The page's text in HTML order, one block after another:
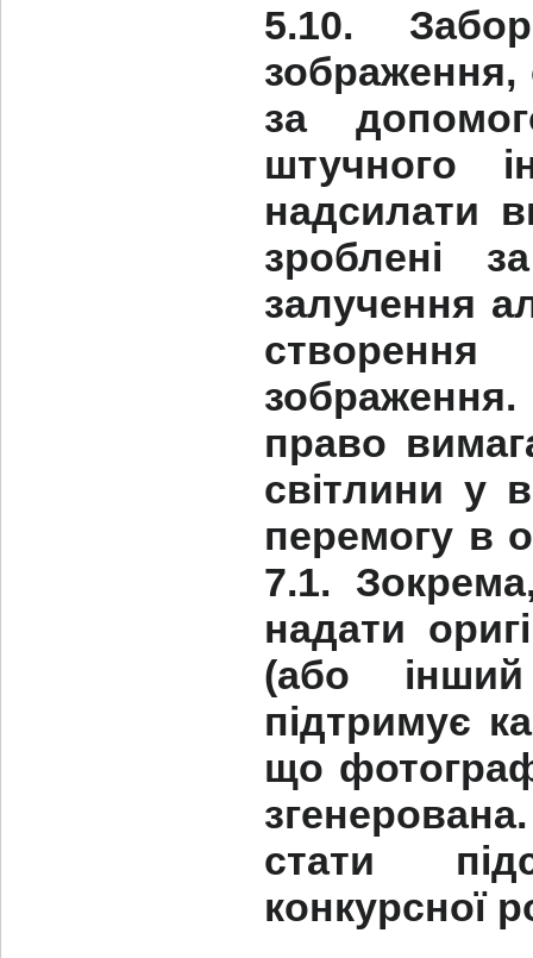
5.10.
зображення,
за
штучного
надсилати
зроблені
залучення
право
світлини у
перемогу в
7.1.
надати
(або
підтримує
що
стати
конкурсної